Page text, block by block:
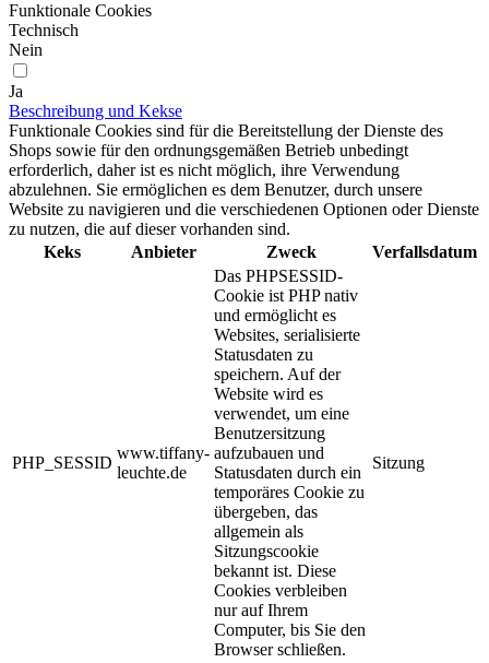
Funktionale Cookies
Technisch
Nein
Ja
Beschreibung und Kekse
Funktionale Cookies sind für die Bereitstellung der Dienste des
Shops sowie für den ordnungsgemäßen Betrieb unbedingt
erforderlich, daher ist es nicht möglich, ihre Verwendung
abzulehnen. Sie ermöglichen es dem Benutzer, durch unsere
Website zu navigieren und die verschiedenen Optionen oder Dienste
zu nutzen, die auf dieser vorhanden sind.
Keks
Anbieter Zweck Verfallsdatum
PHP_SESSID
www.tiffany-
leuchte.de
Das PHPSESSID-
Cookie ist PHP nativ
und ermöglicht es
Websites, serialisierte
Statusdaten zu
speichern. Auf der
Website wird es
verwendet, um eine
Benutzersitzung
aufzubauen und
Statusdaten durch ein
temporäres Cookie zu
übergeben, das
allgemein als
Sitzungscookie
bekannt ist. Diese
Cookies verbleiben
nur auf Ihrem
Computer, bis Sie den
Browser schließen.
Sitzung